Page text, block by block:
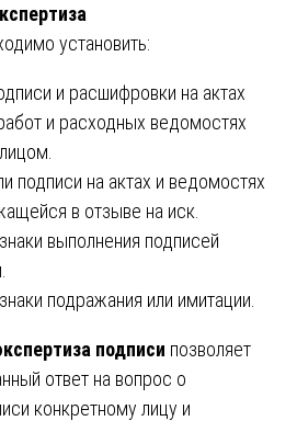
установить:
и расшифровки на актах
и расходных ведомостях
подписи на актах и ведомостях
в отзыве на иск.
выполнения подписей
подражания или имитации.
подписи позволяет
ответ на вопрос о
конкретному лицу и